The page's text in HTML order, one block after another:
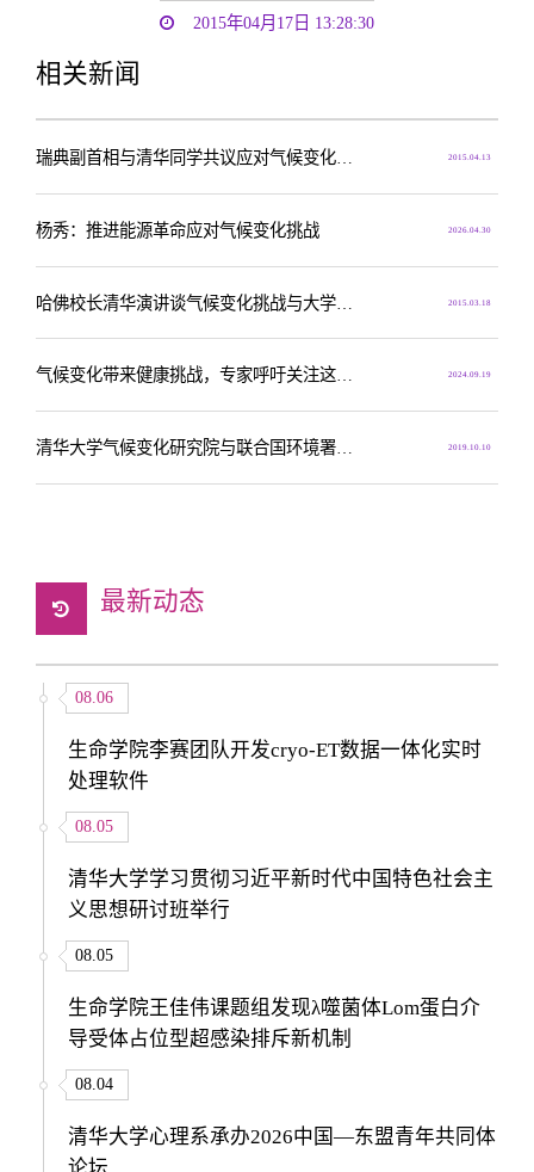
2015年04月17日 13:28:30
相关新闻
2015.04.13
瑞典副首相与清华同学共议应对气候变化挑战
2026.04.30
杨秀：推进能源革命应对气候变化挑战
2015.03.18
2024.09.19
2019.10.10
最新动态
08.06
生命学院李赛团队开发cryo-ET数据一体化实时
处理软件
08.05
清华大学学习贯彻习近平新时代中国特色社会主
义思想研讨班举行
08.05
生命学院王佳伟课题组发现λ噬菌体Lom蛋白介
导受体占位型超感染排斥新机制
08.04
清华大学心理系承办2026中国—东盟青年共同体